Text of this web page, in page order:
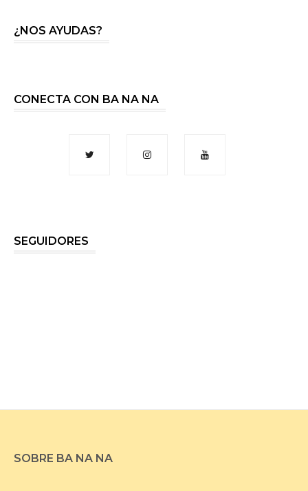
¿NOS AYUDAS?
CONECTA CON BA NA NA
SEGUIDORES
SOBRE BA NA NA